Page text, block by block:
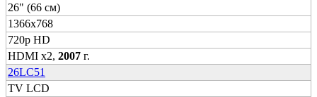
26" (66 см)
1366x768
720p HD
HDMI x2, 2007 г.
26LC51
TV LCD